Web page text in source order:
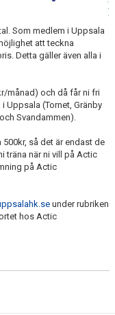
Som medlem i Uppsala
att teckna
Detta gäller även alla i
månad) och då får ni fri
Uppsala (Tornet, Gränby
Svandammen).
så det är endast de
träna när ni vill på Actic
på Actic
under rubriken
hos Actic